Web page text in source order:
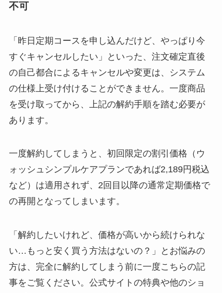
不可
「昨日定期コースを申し込んだけど、やっぱり今
すぐキャンセルしたい」といった、注文確定直後
の自己都合によるキャンセルや変更は、システム
の仕様上受け付けることができません。一度商品
を受け取ってから、上記の解約手順を踏む必要が
あります。
一度解約してしまうと、初回限定の割引価格（ウ
ォッシュシンプルケアプランであれば2,189円税込
など）は適用されず、2回目以降の通常定期価格で
の再開となってしまいます。
「解約したいけれど、価格が高いから続けられな
い…もっと安く買う方法はないの？」とお悩みの
方は、完全に解約してしまう前に一度こちらの記
事をご覧ください。公式サイトの特典や他のショ